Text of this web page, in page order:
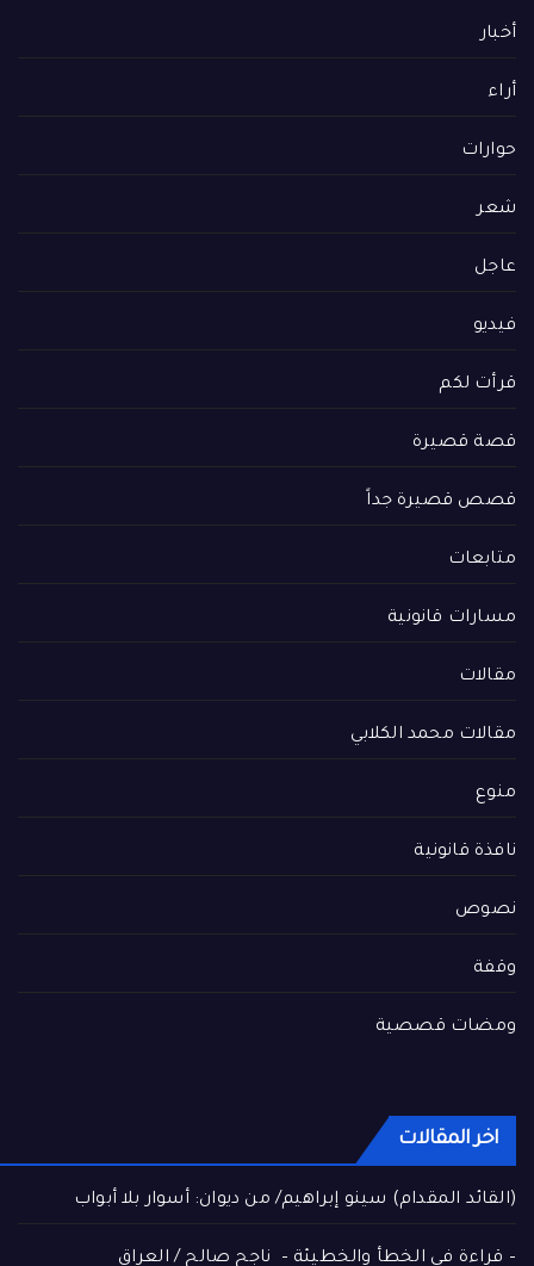
أخبار
أراء
حوارات
شعر
عاجل
فيديو
قرأت لكم
قصة قصيرة
قصص قصيرة جداً
متابعات
مسارات قانونية
مقالات
مقالات محمد الكلابي
منوع
نافذة قانونية
نصوص
وقفة
ومضات قصصية
اخر المقالات
(القائد المقدام) سينو إبراهيم/ من ديوان: أسوار بلا أبواب
– قراءة في الخطأ والخطيئة – ناجح صالح / العراق